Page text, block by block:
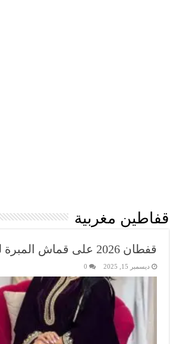
قفاطين مغربية
قفطان 2026 على قماش المبرة لمسة الدوبلور
ديسمبر 15, 2025 0